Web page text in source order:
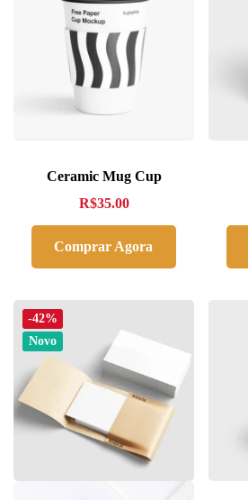
Ceramic Mug Cup
R$35.00
Comprar Agora
-42%
Novo